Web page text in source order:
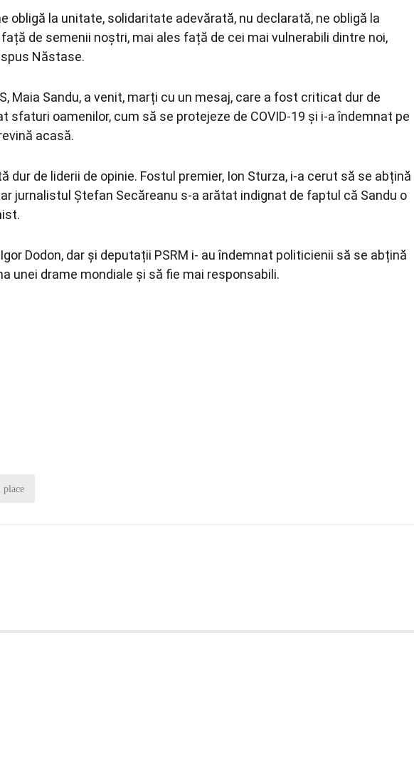
obligă la unitate, solidaritate adevărată, nu declarată, ne obligă la
de semenii noștri, mai ales față de cei mai vulnerabili dintre noi,
Năstase.
Maia Sandu, a venit, marți cu un mesaj, care a fost criticat dur de
sfaturi oamenilor, cum să se protejeze de COVID-19 și i-a îndemnat pe
acasă.
dur de liderii de opinie. Fostul premier, Ion Sturza, i-a cerut să se abțină
jurnalistul Ștefan Secăreanu s-a arătat indignat de faptul că Sandu o
Dodon, dar și deputații PSRM i- au îndemnat politicienii să se abțină
unei drame mondiale și să fie mai responsabili.